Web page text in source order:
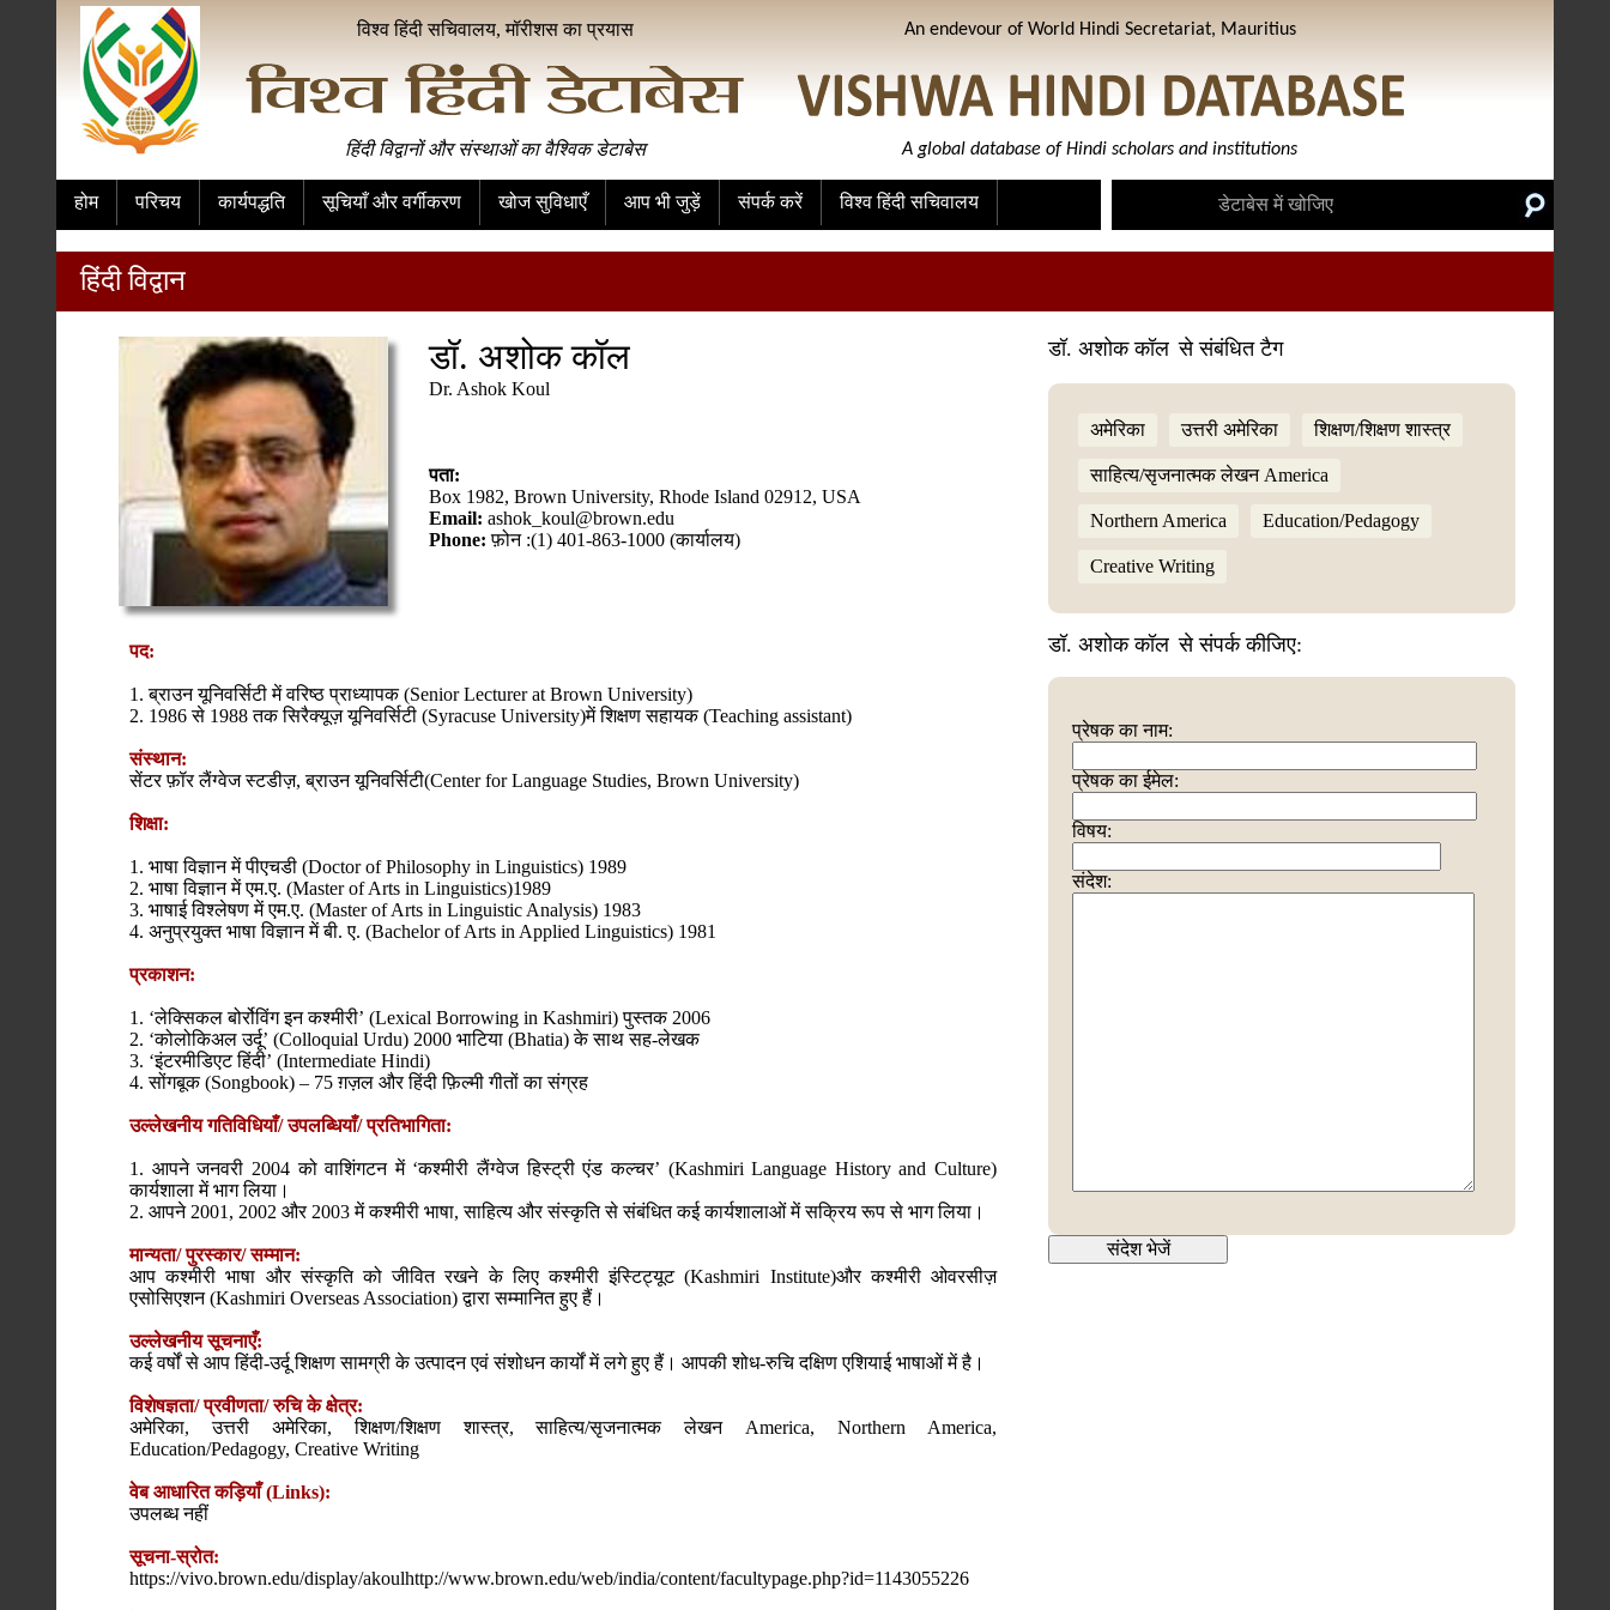
विश्व हिंदी सचिवालय, मॉरीशस का प्रयास An endevour of World Hindi Secretariat, Mauritius
हिंदी विद्वानों और संस्थाओं का वैश्विक डेटाबेस A global database of Hindi scholars and institutions
होम परिचय कार्यपद्धति सूचियाँ और वर्गीकरण खोज सुविधाएँ आप भी जुड़ें संपर्क करें विश्व हिंदी सचिवालय
हिंदी विद्वान
डॉ. अशोक कॉल
Dr. Ashok Koul
पता:
Box 1982, Brown University, Rhode Island 02912, USA
Email: ashok_koul@brown.edu
Phone:फ़ोन :(1) 401-863-1000 (कार्यालय)
डॉ. अशोक कॉल से संबंधित टैग
अमेरिका उत्तरी अमेरिका शिक्षण/शिक्षण शास्त्र
साहित्य/सृजनात्मक लेखन America
Northern America Education/Pedagogy
Creative Writing
डॉ. अशोक कॉल से संपर्क कीजिए:
प्रेषक का नाम:
प्रेषक का ईमेल:
विषय:
संदेश:
पद:
1. ब्राउन यूनिवर्सिटी में वरिष्ठ प्राध्यापक (Senior Lecturer at Brown University)
2. 1986 से 1988 तक सिरैक्यूज़ यूनिवर्सिटी (Syracuse University)में शिक्षण सहायक (Teaching assistant)
संस्थान:
सेंटर फ़ॉर लैंग्वेज स्टडीज़, ब्राउन यूनिवर्सिटी(Center for Language Studies, Brown University)
शिक्षा:
1. भाषा विज्ञान में पीएचडी (Doctor of Philosophy in Linguistics) 1989
2. भाषा विज्ञान में एम.ए. (Master of Arts in Linguistics)1989
3. भाषाई विश्लेषण में एम.ए. (Master of Arts in Linguistic Analysis) 1983
4. अनुप्रयुक्त भाषा विज्ञान में बी. ए. (Bachelor of Arts in Applied Linguistics) 1981
प्रकाशन:
1. ‘लेक्सिकल बोर्रोविंग इन कश्मीरी’ (Lexical Borrowing in Kashmiri) पुस्तक 2006
2. ‘कोलोकिअल उर्दू’ (Colloquial Urdu) 2000 भाटिया (Bhatia) के साथ सह-लेखक
3. ‘इंटरमीडिएट हिंदी’ (Intermediate Hindi)
4. सोंगबूक (Songbook) – 75 ग़ज़ल और हिंदी फ़िल्मी गीतों का संग्रह
उल्लेखनीय गतिविधियाँ/ उपलब्धियाँ/ प्रतिभागिता:
1. आपने जनवरी 2004 को वाशिंगटन में ‘कश्मीरी लैंग्वेज हिस्ट्री एंड कल्चर’ (Kashmiri Language History and Culture)
कार्यशाला में भाग लिया।
2. आपने 2001, 2002 और 2003 में कश्मीरी भाषा, साहित्य और संस्कृति से संबंधित कई कार्यशालाओं में सक्रिय रूप से भाग लिया।
मान्यता/ पुरस्कार/ सम्मान:
आप कश्मीरी भाषा और संस्कृति को जीवित रखने के लिए कश्मीरी इंस्टिट्यूट (Kashmiri Institute)और कश्मीरी ओवरसीज़
एसोसिएशन (Kashmiri Overseas Association) द्वारा सम्मानित हुए हैं।
उल्लेखनीय सूचनाएँ:
कई वर्षों से आप हिंदी-उर्दू शिक्षण सामग्री के उत्पादन एवं संशोधन कार्यों में लगे हुए हैं। आपकी शोध-रुचि दक्षिण एशियाई भाषाओं में है।
विशेषज्ञता/ प्रवीणता/ रुचि के क्षेत्र:
अमेरिका, उत्तरी अमेरिका, शिक्षण/शिक्षण शास्त्र, साहित्य/सृजनात्मक लेखन America, Northern America,
Education/Pedagogy, Creative Writing
वेब आधारित कड़ियाँ (Links):
उपलब्ध नहीं
सूचना-स्रोत:
https://vivo.brown.edu/display/akoulhttp://www.brown.edu/web/india/content/facultypage.php?id=1143055226